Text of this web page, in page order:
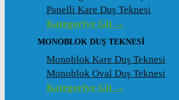
Panelli Kare Duş Teknesi
Kategoriye Git →
MONOBLOK DUŞ TEKNESI
Monoblok Kare Duş Teknesi
Monoblok Oval Duş Teknesi
Kategoriye Git →